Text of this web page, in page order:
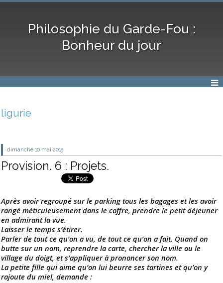
Philosophie du Garde-Fou :
Bonheur du jour
ligurie
dimanche 10 mai 2015
Provision. 6 : Projets.
Après avoir regroupé sur le parking tous les bagages et les avoir
rangé méticuleusement dans le coffre, prendre le petit déjeuner
en admirant la vue.
Laisser le temps s’étirer.
Parler de tout ce qu’on a vu, de tout ce qu’on a fait. Quand on
butte sur un nom, reprendre la carte, chercher la ville ou le
village du doigt, et s’appliquer à prononcer son nom.
La petite fille qui aime qu’on lui beurre ses tartines et qu’on y
rajoute du miel, demande :